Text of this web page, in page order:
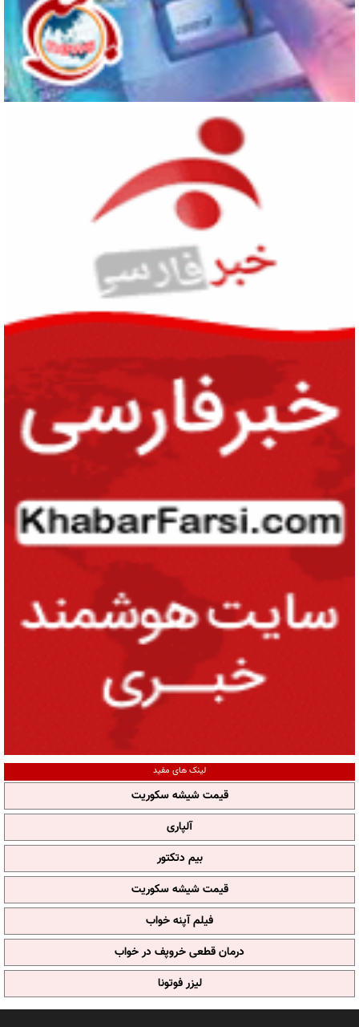
لینک های مفید
قیمت شیشه سکوریت
آلپاری
بیم دتکتور
قیمت شیشه سکوریت
فیلم آپنه خواب
درمان قطعی خروپف در خواب
لیزر فوتونا